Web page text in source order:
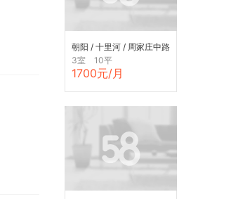
朝阳 / 十里河 / 周家庄中路
19号院
3室 10平
1700元/月